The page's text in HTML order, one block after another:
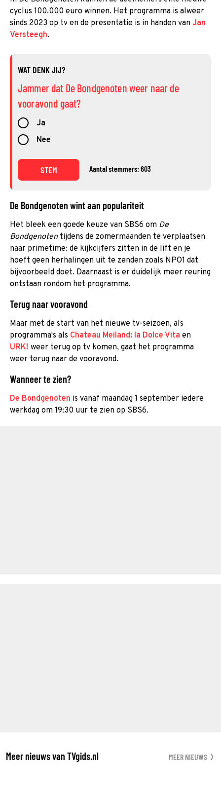
cyclus 100.000 euro winnen. Het programma is alweer
sinds 2023 op tv en de presentatie is in handen van Jan
Versteegh.
WAT DENK JIJ?
Jammer dat De Bondgenoten weer naar de
vooravond gaat?
Ja
Nee
STEM Aantal stemmers: 603
De Bondgenoten wint aan populariteit
Het bleek een goede keuze van SBS6 om De
Bondgenotentijdens de zomermaanden te verplaatsen
naar primetime: de kijkcijfers zitten in de lift en je
hoeft geen herhalingen uit te zenden zoals NPO1 dat
bijvoorbeeld doet. Daarnaast is er duidelijk meer reuring
ontstaan rondom het programma.
Terug naar vooravond
Maar met de start van het nieuwe tv-seizoen, als
programma's als Chateau Meiland: la Dolce Vita en
URK! weer terug op tv komen, gaat het programma
weer terug naar de vooravond.
Wanneer te zien?
De Bondgenoten is vanaf maandag 1 september iedere
werkdag om 19:30 uur te zien op SBS6.
Meer nieuws van TVgids.nl MEER NIEUWS